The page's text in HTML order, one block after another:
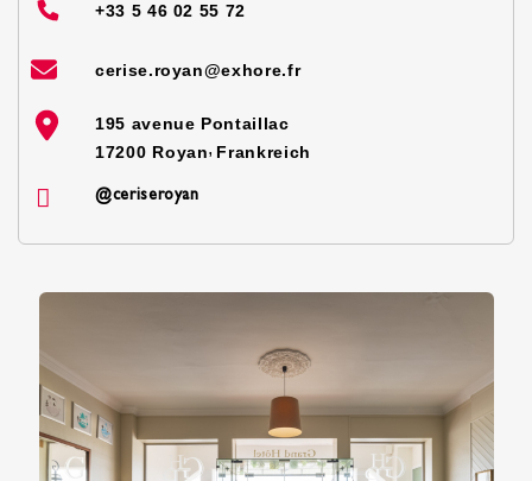
+33 5 46 02 55 72
cerise.royan@exhore.fr
195 avenue Pontaillac
17200 Royan, Frankreich
@ceriseroyan